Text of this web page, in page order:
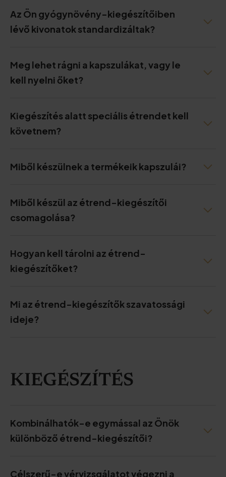
Az Ön gyógynövény-kiegészítőiben
lévő kivonatok standardizáltak?
Meg lehet rágni a kapszulákat, vagy le
kell nyelni őket?
Kiegészítés alatt speciális étrendet kell
követnem?
Miből készülnek a termékeik kapszulái?
Miből készül az étrend-kiegészítői
csomagolása?
Hogyan kell tárolni az étrend-
kiegészítőket?
Mi az étrend-kiegészítők szavatossági
ideje?
KIEGÉSZÍTÉS
Kombinálhatók-e egymással az Önök
különböző étrend-kiegészítői?
Célszerű-e vérvizsgálatot végezni a